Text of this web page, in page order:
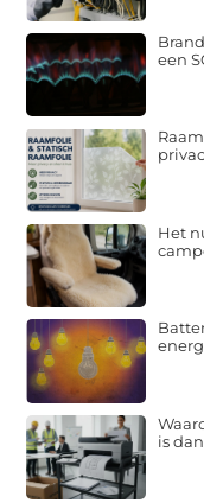
een
Het
is